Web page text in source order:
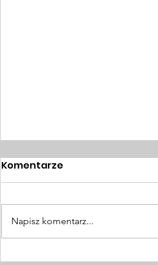
Światowy Tydzień
Komentarze
Napisz komentarz...